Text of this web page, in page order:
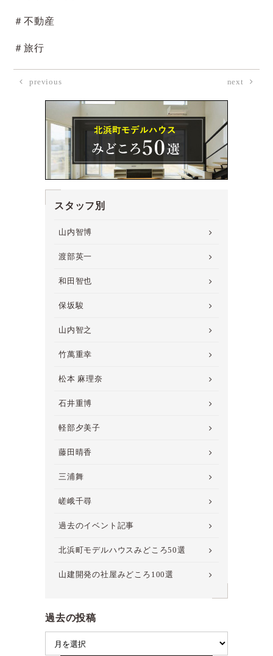
＃不動産
＃旅行
previous next
スタッフ別
山内智博
渡部英一
和田智也
保坂駿
山内智之
竹萬重幸
松本 麻理奈
石井重博
軽部夕美子
藤田晴香
三浦舞
嵯峨千尋
過去のイベント記事
北浜町モデルハウスみどころ50選
山建開発の社屋みどころ100選
過去の投稿